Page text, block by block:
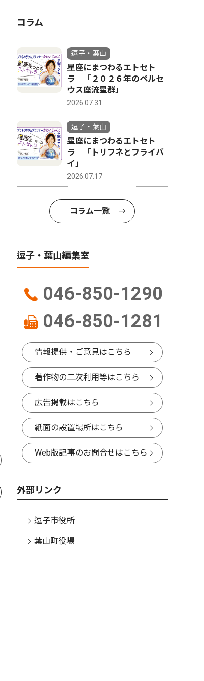
社会
逗子・葉山 2026.07.31
葉山海岸ＨＡＮＡＢＩ 幻想
的な大輪、夏告げた
ハワイ
コラム
逗子・葉山
星座にまつわるエトセト
ラ 「２０２６年のペルセ
ウス座流星群」
2026.07.31
逗子・葉山
星座にまつわるエトセト
ラ 「トリフネとフライバ
イ」
2026.07.17
コラム一覧
逗子・葉山編集室
046-850-1290
046-850-1281
情報提供・ご意見はこちら
著作物の二次利用等はこちら
広告掲載はこちら
紙面の設置場所はこちら
Web版記事のお問合せはこちら
外部リンク
逗子市役所
葉山町役場